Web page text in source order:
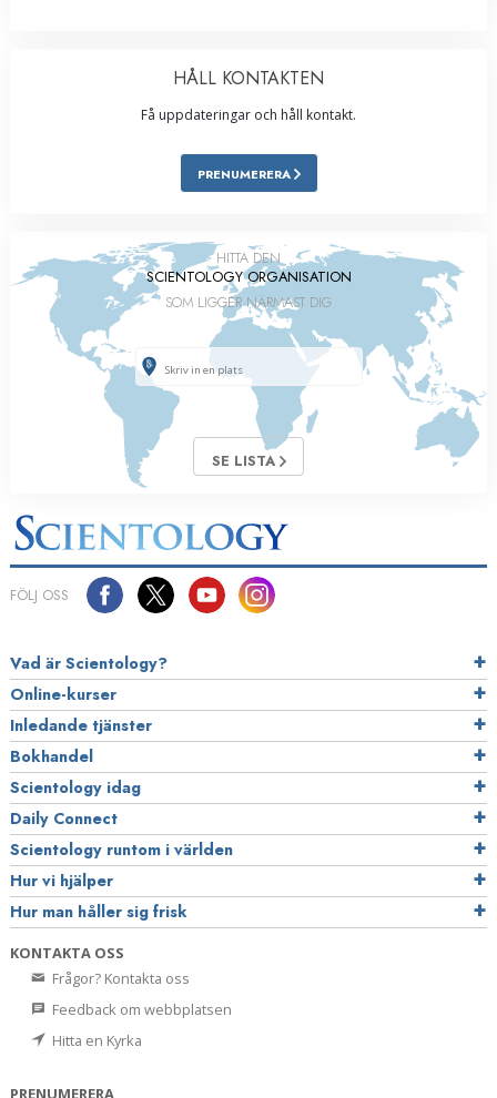
HÅLL KONTAKTEN
Få uppdateringar och håll kontakt.
PRENUMERERA
HITTA DEN
SCIENTOLOGY ORGANISATION
SOM LIGGER NÄRMAST DIG
SE LISTA
FÖLJ OSS
Vad är Scientology?
Online-kurser
Inledande tjänster
Bokhandel
Scientology idag
Daily Connect
Scientology runtom i världen
Hur vi hjälper
Hur man håller sig frisk
KONTAKTA OSS
Frågor? Kontakta oss
Feedback om webbplatsen
Hitta en Kyrka
PRENUMERERA